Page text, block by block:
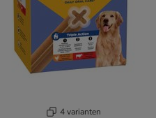
4 varianten